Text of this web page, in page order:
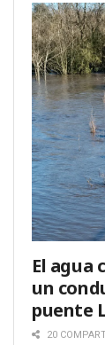
El agua
un
puente
20